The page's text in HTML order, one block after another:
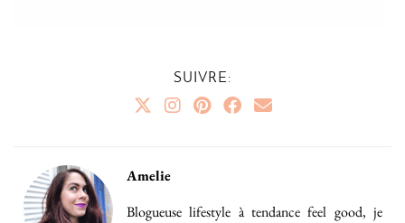
SUIVRE:
Amelie
Blogueuse lifestyle à tendance feel good, je